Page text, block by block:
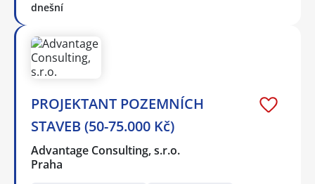
dnešní
PROJEKTANT POZEMNÍCH
STAVEB (50-75.000 Kč)
Advantage Consulting, s.r.o.
Praha